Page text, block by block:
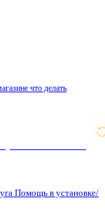
что делать
Помощь в установке/